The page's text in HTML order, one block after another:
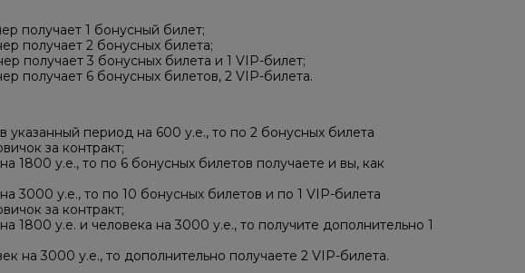
получает 1 бонусный билет;
получает 2 бонусных билета;
получает 3 бонусных билета и 1 VIP-билет;
получает 6 бонусных билетов, 2 VIP-билета.
указанный период на 600 у.е., то по 2 бонусных билета
за контракт;
1800 у.е., то по 6 бонусных билетов получаете и вы, как
3000 у.е., то по 10 бонусных билетов и по 1 VIP-билета
за контракт;
1800 у.е. и человека на 3000 у.е., то получите дополнительно 1
на 3000 у.е., то дополнительно получаете 2 VIP-билета.